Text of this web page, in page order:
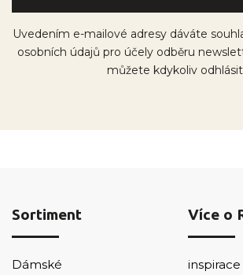
Uvedením e-mailové adresy dáváte
osobních údajů pro účely odběru
můžete kdykoliv
Sortiment
Dámské
Více o
inspirace